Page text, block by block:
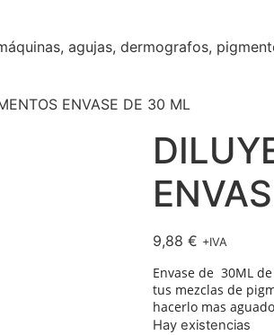
agujas, dermografos,
ENVASE DE 30 ML
9,88 € +IVA
Envase de 30ML
tus mezclas de
hacerlo mas
Hay existencias